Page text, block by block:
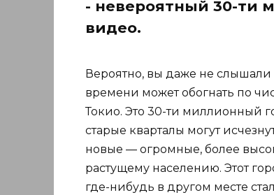
- невероятный 30-ти
видео.
Вероятно, вы даже не слышали
времени может обогнать по
Токио. Это 30-ти миллионный
старые кварталы могут
новые — огромные, более
растущему населению. Этот
где-нибудь в другом месте